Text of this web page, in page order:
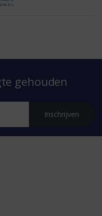
gehouden
Inschrijven